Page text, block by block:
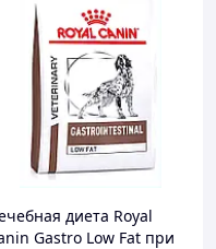
диета Royal
Gastro Low Fat при